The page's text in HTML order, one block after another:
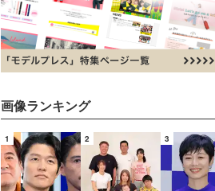
画像ランキング
1 2 3